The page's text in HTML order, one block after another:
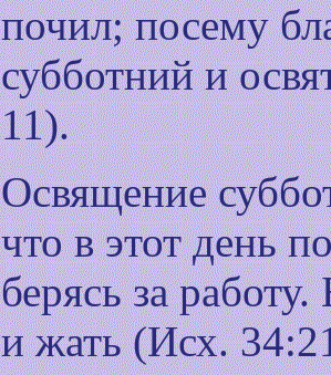
почил; посему
субботний и
11).
Освящение
что в этот день
берясь за
и жать (Исх.